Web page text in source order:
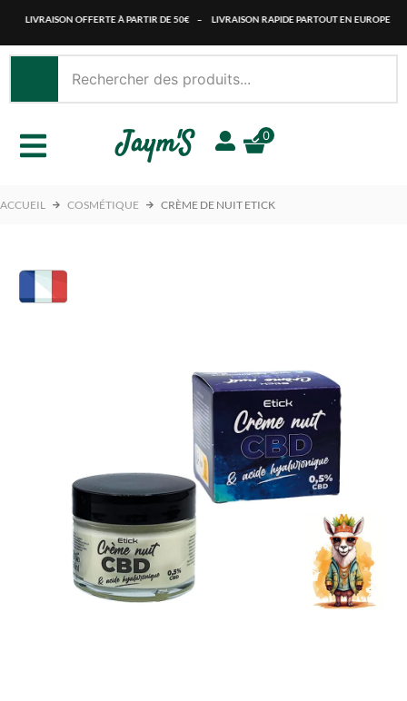
contenu
LIVRAISON OFFERTE À PARTIR DE 50€ – LIVRAISON RAPIDE PARTOUT EN EUROPE
Jaym'S 0
ACCUEIL COSMÉTIQUE CRÈME DE NUIT ETICK